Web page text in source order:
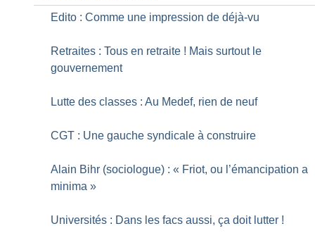
Edito : Comme une impression de déjà-vu
Retraites : Tous en retraite ! Mais surtout le
gouvernement
Lutte des classes : Au Medef, rien de neuf
CGT : Une gauche syndicale à construire
Alain Bihr (sociologue) : « Friot, ou l’émancipation a
minima »
Universités : Dans les facs aussi, ça doit lutter !